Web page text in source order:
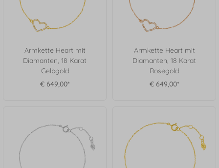
Armkette Heart mit
Diamanten, 18 Karat
Gelbgold
€ 649,00*
Armkette Heart mit
Diamanten, 18 Karat
Rosegold
€ 649,00*